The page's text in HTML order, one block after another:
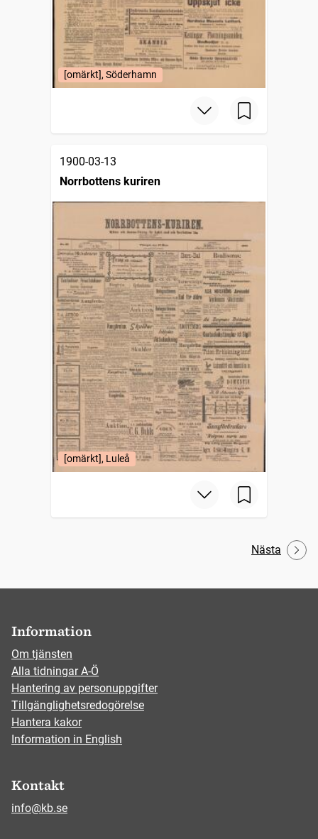
[omärkt], Söderhamn
1900-03-13
Norrbottens kuriren
[omärkt], Luleå
Nästa
Information
Om tjänsten
Alla tidningar A-Ö
Hantering av personuppgifter
Tillgänglighetsredogörelse
Hantera kakor
Information in English
Kontakt
info@kb.se